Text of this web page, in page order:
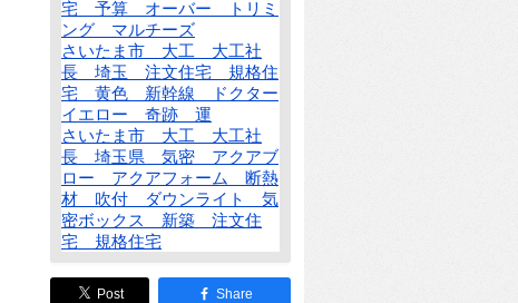
宅 予算 オーバー トリミ
ング マルチーズ
さいたま市 大工 大工社
長 埼玉 注文住宅 規格住
宅 黄色 新幹線 ドクター
イエロー 奇跡 運
さいたま市 大工 大工社
長 埼玉県 気密 アクアブ
ロー アクアフォーム 断熱
材 吹付 ダウンライト 気
密ボックス 新築 注文住
宅 規格住宅
Post Share